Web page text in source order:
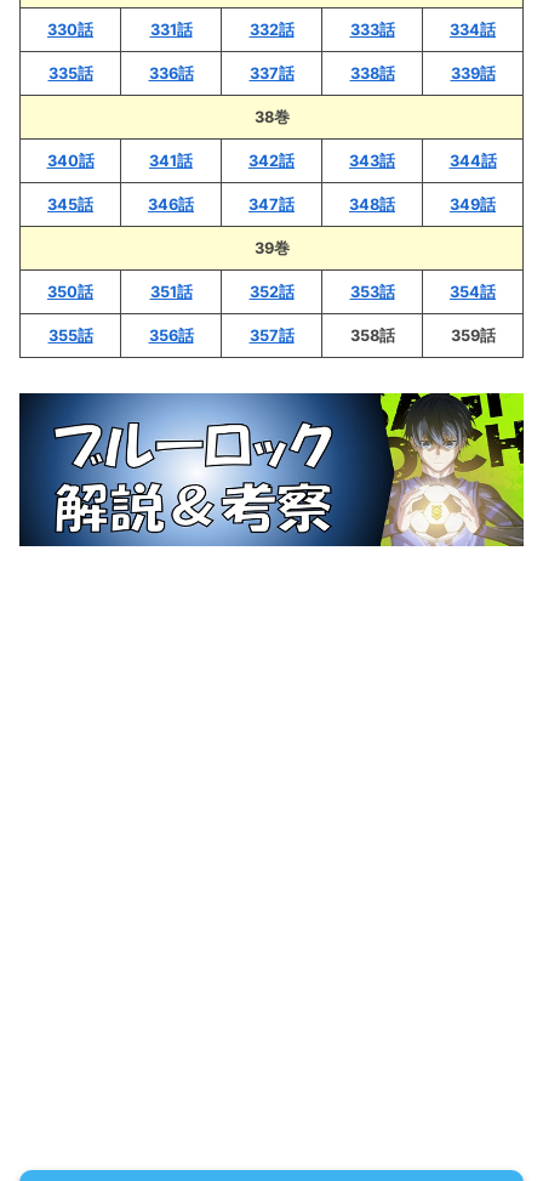
330話 331話 332話 333話 334話
335話 336話 337話 338話 339話
38巻
340話 341話 342話 343話 344話
345話 346話 347話 348話 349話
39巻
350話 351話 352話 353話 354話
355話 356話 357話 358話 359話